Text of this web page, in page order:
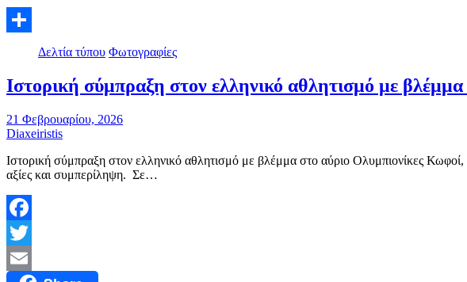
Μοιραστείτε
Δελτία τύπου Φωτογραφίες
Ιστορική σύμπραξη στον ελληνικό αθλητισμό με βλέμμα
21 Φεβρουαρίου, 2026
Diaxeiristis
Ιστορική σύμπραξη στον ελληνικό αθλητισμό με βλέμμα στο αύριο Ολυμπιονίκες
αξίες και συμπερίληψη. Σε…
Facebook
Twitter